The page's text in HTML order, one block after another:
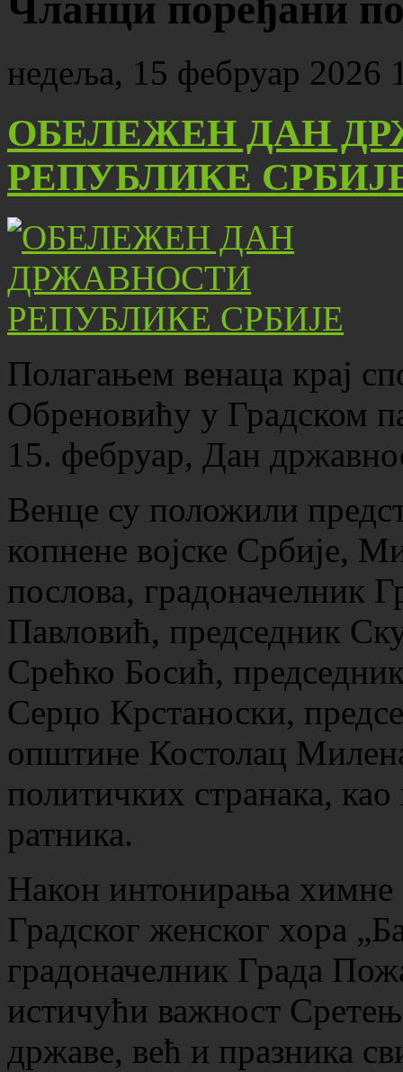
недеља, 15 фебруар 2026
ОБЕЛЕЖЕН ДАН
РЕПУБЛИКЕ
Полагањем венаца крај
Обреновићу у Градском
15. фебруар, Дан
Венце су положили
копнене војске Србије,
послова, градоначелник
Павловић, председник
Срећко Босић,
Серџо Крстаноски,
општине Костолац
политичких странака,
ратника.
Након интонирања химне
Градског женског хора
градоначелник Града
истичући важност
државе, већ и празника